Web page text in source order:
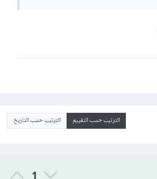
الترتيب حسب التقييم الترتيب حسب التاريخ